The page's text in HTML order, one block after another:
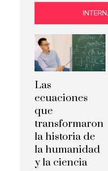
Las
ecuaciones
que
transformaron
la historia de
la humanidad
y la ciencia